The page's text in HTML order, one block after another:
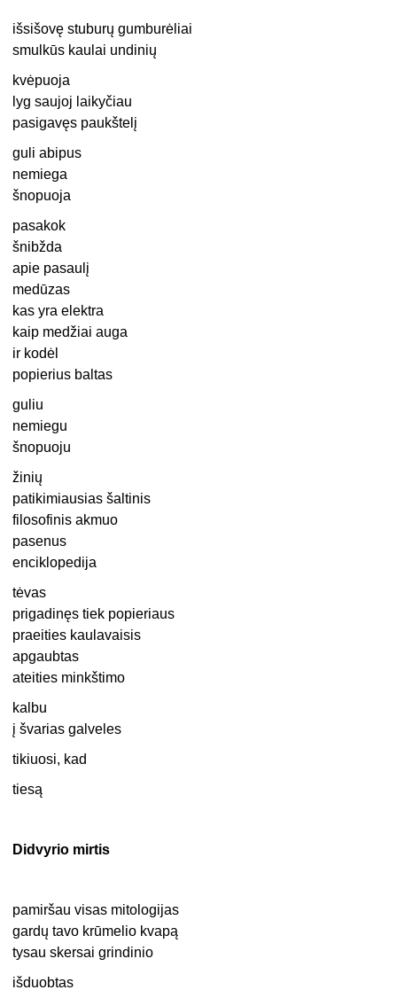
išsišovę stuburų gumburėliai
smulkūs kaulai undinių
kvėpuoja
lyg saujoj laikyčiau
pasigavęs paukštelį
guli abipus
nemiega
šnopuoja
pasakok
šnibžda
apie pasaulį
medūzas
kas yra elektra
kaip medžiai auga
ir kodėl
popierius baltas
guliu
nemiegu
šnopuoju
žinių
patikimiausias šaltinis
filosofinis akmuo
pasenus
enciklopedija
tėvas
prigadinęs tiek popieriaus
praeities kaulavaisis
apgaubtas
ateities minkštimo
kalbu
į švarias galveles
tikiuosi, kad
tiesą
Didvyrio mirtis
pamiršau visas mitologijas
gardų tavo krūmelio kvapą
tysau skersai grindinio
išduobtas